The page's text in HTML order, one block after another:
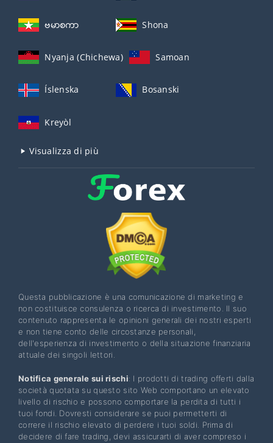
ဗမာစကာ Shona
Nyanja (Chichewa) Samoan
Íslenska Bosanski
Kreyòl
Visualizza di più
Questa pubblicazione è una comunicazione di marketing e
non costituisce consulenza o ricerca di investimento. Il suo
contenuto rappresenta le opinioni generali dei nostri esperti
e non tiene conto delle circostanze personali,
dell'esperienza di investimento o della situazione finanziaria
attuale dei singoli lettori.
Notifica generale sui rischi: I prodotti di trading offerti dalla
società quotata su questo sito Web comportano un elevato
livello di rischio e possono comportare la perdita di tutti i
tuoi fondi. Dovresti considerare se puoi permetterti di
correre il rischio elevato di perdere i tuoi soldi. Prima di
decidere di fare trading, devi assicurarti di aver compreso i